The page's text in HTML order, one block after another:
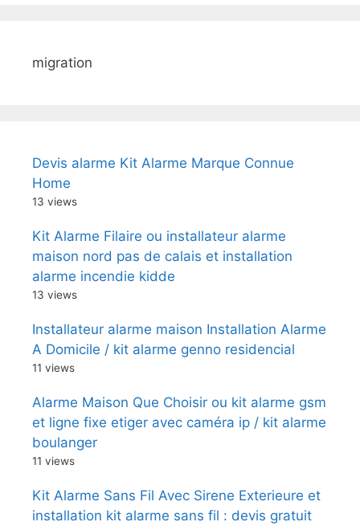
migration
Devis alarme Kit Alarme Marque Connue
Home
13 views
Kit Alarme Filaire ou installateur alarme
maison nord pas de calais et installation
alarme incendie kidde
13 views
Installateur alarme maison Installation Alarme
A Domicile / kit alarme genno residencial
11 views
Alarme Maison Que Choisir ou kit alarme gsm
et ligne fixe etiger avec caméra ip / kit alarme
boulanger
11 views
Kit Alarme Sans Fil Avec Sirene Exterieure et
installation kit alarme sans fil : devis gratuit